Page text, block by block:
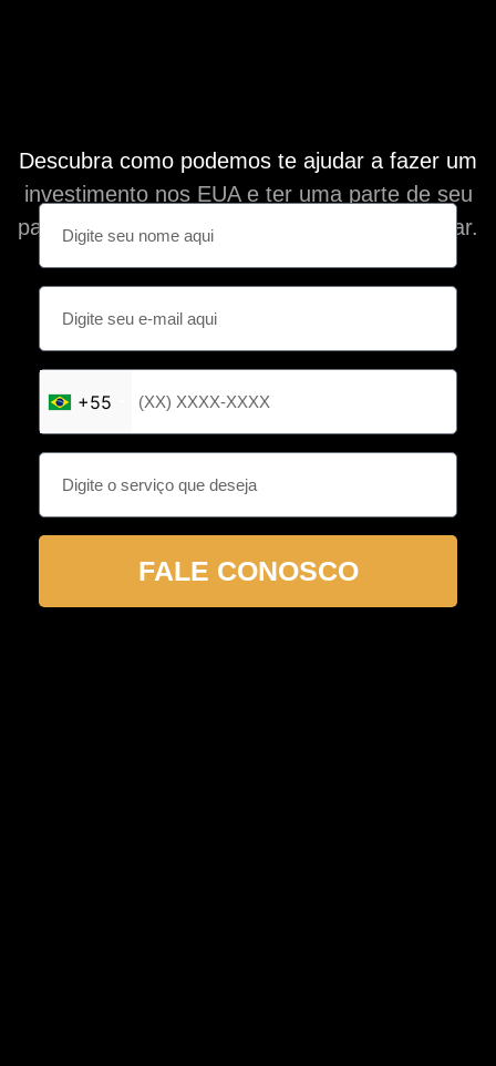
Descubra como podemos te ajudar a fazer um
investimento nos EUA e ter uma parte de seu
patrimônio em uma moeda forte como o Dolar.
+55
FALE CONOSCO